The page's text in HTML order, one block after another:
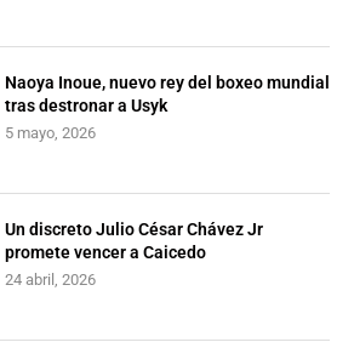
Naoya Inoue, nuevo rey del boxeo mundial
tras destronar a Usyk
5 mayo, 2026
Un discreto Julio César Chávez Jr
promete vencer a Caicedo
24 abril, 2026